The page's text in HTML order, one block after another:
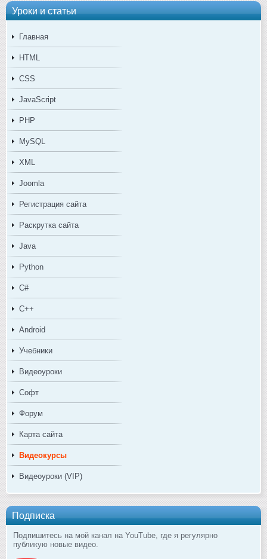
Уроки и статьи
Главная
HTML
CSS
JavaScript
PHP
MySQL
XML
Joomla
Регистрация сайта
Раскрутка сайта
Java
Python
C#
C++
Android
Учебники
Видеоуроки
Софт
Форум
Карта сайта
Видеокурсы
Видеоуроки (VIP)
Подписка
Подпишитесь на мой канал на YouTube, где я регулярно
публикую новые видео.